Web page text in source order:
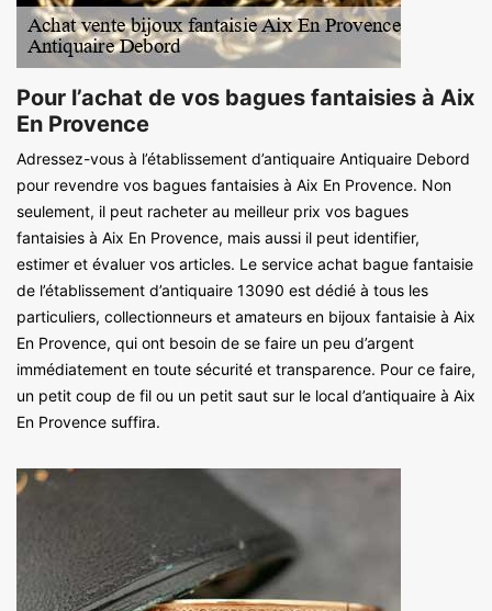
Pour l’achat de vos bagues fantaisies à Aix
En Provence
Adressez-vous à l’établissement d’antiquaire Antiquaire Debord
pour revendre vos bagues fantaisies à Aix En Provence. Non
seulement, il peut racheter au meilleur prix vos bagues
fantaisies à Aix En Provence, mais aussi il peut identifier,
estimer et évaluer vos articles. Le service achat bague fantaisie
de l’établissement d’antiquaire 13090 est dédié à tous les
particuliers, collectionneurs et amateurs en bijoux fantaisie à Aix
En Provence, qui ont besoin de se faire un peu d’argent
immédiatement en toute sécurité et transparence. Pour ce faire,
un petit coup de fil ou un petit saut sur le local d’antiquaire à Aix
En Provence suffira.